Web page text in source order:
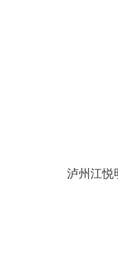
泸州江悦